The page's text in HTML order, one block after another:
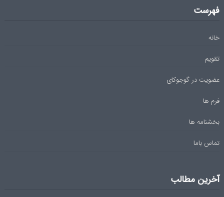
فهرست
خانه
تقویم
عضویت در گوجوکای
فرم ها
بخشنامه ها
تماس باما
آخرین مطالب